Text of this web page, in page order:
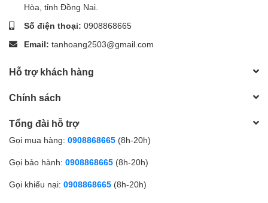
Hòa, tỉnh Đồng Nai.
Số điện thoại: 0908868665
Email: tanhoang2503@gmail.com
Hỗ trợ khách hàng
Chính sách
Tổng đài hỗ trợ
Gọi mua hàng: 0908868665 (8h-20h)
Gọi bảo hành: 0908868665 (8h-20h)
Gọi khiếu nại: 0908868665 (8h-20h)